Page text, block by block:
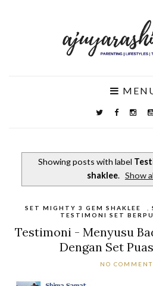
Showing posts with label
shaklee. Show
SET MIGHTY 3 GEM SHAKLEE
TESTIMONI SET
Testimoni - Menyusu
Dengan Set
NO